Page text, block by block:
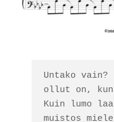
Untako
ollut on,
Kuin lumo
muistos